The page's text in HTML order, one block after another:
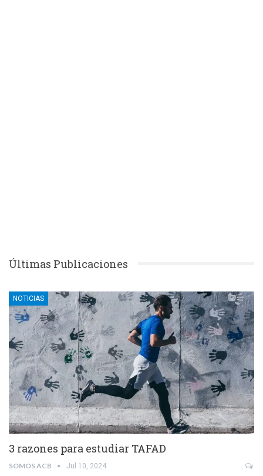
Últimas Publicaciones
NOTICIAS
3 razones para estudiar TAFAD
SOMOS ACB Jul 10, 2024